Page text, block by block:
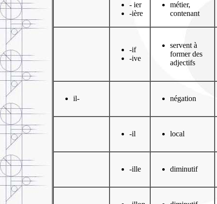
- ier
-ière
métier,
contenant
-if
-ive
servent à
former des
adjectifs
il- négation
-il local
-ille diminutif